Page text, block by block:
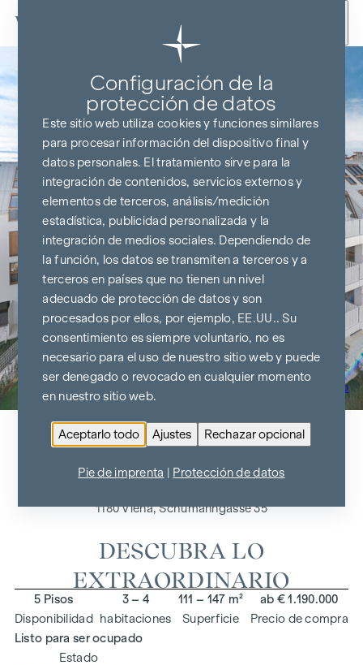
Ir al contenido
Ir al resumen del proyecto
1180 Viena, Schumanngasse 35
DESCUBRA LO
EXTRAORDINARIO
Disponibilidad
5 Pisos
habitaciones
3 – 4
Superficie
111 – 147 m²
Precio de compra
ab € 1.190.000
Estado
Listo para ser ocupado
Configuración de la
protección de datos
Este sitio web utiliza cookies y funciones similares
para procesar información del dispositivo final y
datos personales. El tratamiento sirve para la
integración de contenidos, servicios externos y
elementos de terceros, análisis/medición
estadística, publicidad personalizada y la
integración de medios sociales. Dependiendo de
la función, los datos se transmiten a terceros y a
terceros en países que no tienen un nivel
adecuado de protección de datos y son
procesados por ellos, por ejemplo, EE.UU.. Su
consentimiento es siempre voluntario, no es
necesario para el uso de nuestro sitio web y puede
ser denegado o revocado en cualquier momento
en nuestro sitio web.
Aceptarlo todo Ajustes Rechazar opcional
Pie de imprenta Protección de datos